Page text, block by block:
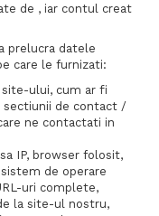
de , iar contul creat
prelucra datele
care le furnizati:
ului, cum ar fi
sectiunii de contact /
ne contactati in
IP, browser folosit,
de operare
uri complete,
la site-ul nostru,